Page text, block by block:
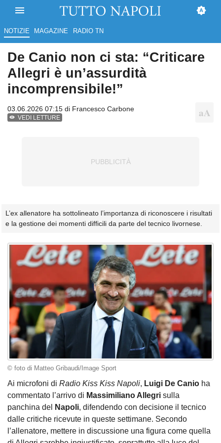
NOTIZIE MAGAZINE RADIO TN
De Canio non ci sta: “Criticare
Allegri è un’assurdità
incomprensibile!”
03.06.2026 07:15 di Francesco Carbone
VEDI LETTURE
L’ex allenatore ha sottolineato l’importanza di riconoscere i risultati
e la gestione dei momenti difficili da parte del tecnico livornese.
© foto di Matteo Gribaudi/Image Sport
Ai microfoni di Radio Kiss Kiss Napoli, Luigi De Canio ha
commentato l’arrivo di Massimiliano Allegri sulla
panchina del
Napoli, difendendo con decisione il tecnico
dalle critiche ricevute in queste settimane. Secondo
l’allenatore, mettere in discussione una figura come quella